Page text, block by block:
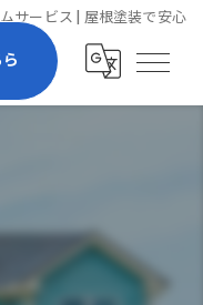
サービス | 屋根塗装で安心